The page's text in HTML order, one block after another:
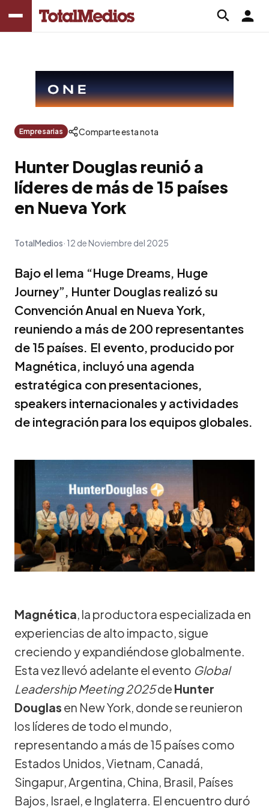
Empresarias Comparte esta nota
Hunter Douglas reunió a
líderes de más de 15 países
en Nueva York
TotalMedios 12 de Noviembre del 2025
Bajo el lema “Huge Dreams, Huge
Journey”, Hunter Douglas realizó su
Convención Anual en Nueva York,
reuniendo a más de 200 representantes
de 15 países. El evento, producido por
Magnética, incluyó una agenda
estratégica con presentaciones,
speakers internacionales y actividades
de integración para los equipos globales.
Magnética, la productora especializada en
experiencias de alto impacto, sigue
creciendo y expandiéndose globalmente.
Esta vez llevó adelante el evento Global
Leadership Meeting 2025de Hunter
Douglas en New York, donde se reunieron
los líderes de todo el mundo,
representando a más de 15 países como
Estados Unidos, Vietnam, Canadá,
Singapur, Argentina, China, Brasil, Países
Bajos, Israel, e Inglaterra. El encuentro duró